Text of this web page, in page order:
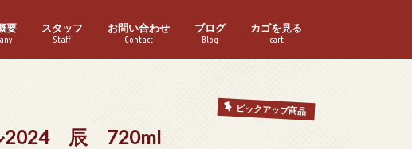
要 スタッフ
Staff
お問い合わせ
Contact
ブログ
Blog
カゴを見る
cart
ピックアップ商品
2024 辰 720ml